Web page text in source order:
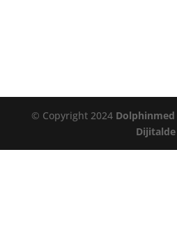
© Copyright 2024 Dolphinmed
Dijitalde